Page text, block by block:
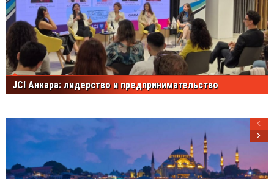
JCI Анкара: лидерство и предпринимательство